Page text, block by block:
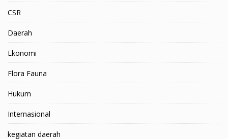
CSR
Daerah
Ekonomi
Flora Fauna
Hukum
Internasional
kegiatan daerah